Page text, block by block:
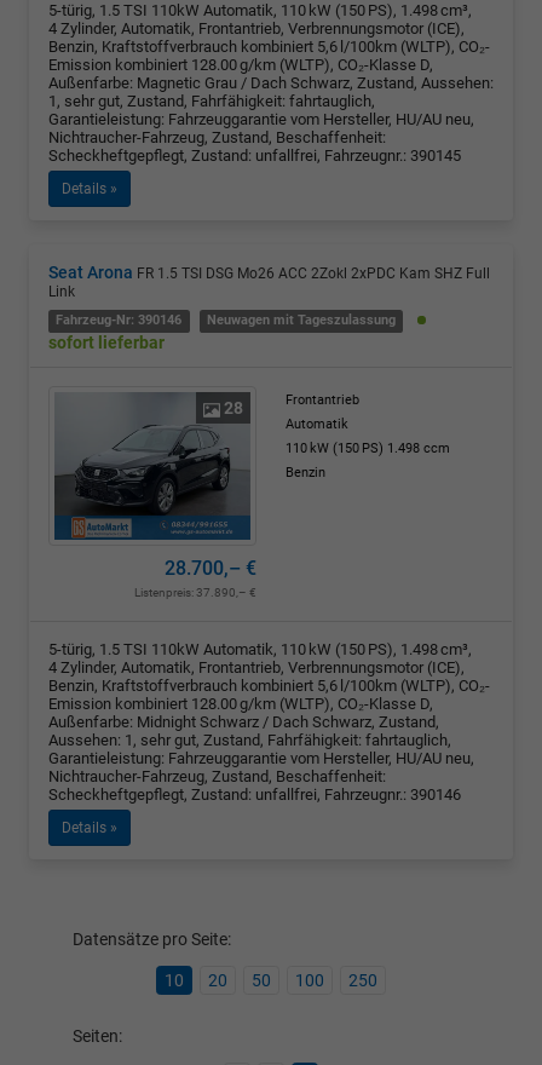
5-türig, 1.5 TSI 110kW Automatik, 110 kW (150 PS), 1.498 cm³,
4 Zylinder, Automatik, Frontantrieb, Verbrennungsmotor (ICE),
Benzin, Kraftstoffverbrauch kombiniert 5,6 l/100km (WLTP), CO₂-
Emission kombiniert 128.00 g/km (WLTP), CO₂-Klasse D,
Außenfarbe: Magnetic Grau / Dach Schwarz, Zustand, Aussehen:
1, sehr gut, Zustand, Fahrfähigkeit: fahrtauglich,
Garantieleistung: Fahrzeuggarantie vom Hersteller, HU/AU neu,
Nichtraucher-Fahrzeug, Zustand, Beschaffenheit:
Scheckheftgepflegt, Zustand: unfallfrei, Fahrzeugnr.: 390145
Details »
Seat Arona FR 1.5 TSI DSG Mo26 ACC 2Zokl 2xPDC Kam SHZ Full
Link
Fahrzeug-Nr: 390146 Neuwagen mit Tageszulassung
sofort lieferbar
28
Frontantrieb
Automatik
110 kW (150 PS) 1.498 ccm
Benzin
28.700,– €
Listenpreis:37.890,– €
5-türig, 1.5 TSI 110kW Automatik, 110 kW (150 PS), 1.498 cm³,
4 Zylinder, Automatik, Frontantrieb, Verbrennungsmotor (ICE),
Benzin, Kraftstoffverbrauch kombiniert 5,6 l/100km (WLTP), CO₂-
Emission kombiniert 128.00 g/km (WLTP), CO₂-Klasse D,
Außenfarbe: Midnight Schwarz / Dach Schwarz, Zustand,
Aussehen: 1, sehr gut, Zustand, Fahrfähigkeit: fahrtauglich,
Garantieleistung: Fahrzeuggarantie vom Hersteller, HU/AU neu,
Nichtraucher-Fahrzeug, Zustand, Beschaffenheit:
Scheckheftgepflegt, Zustand: unfallfrei, Fahrzeugnr.: 390146
Details »
Datensätze pro Seite:
10 20 50 100 250
Seiten: